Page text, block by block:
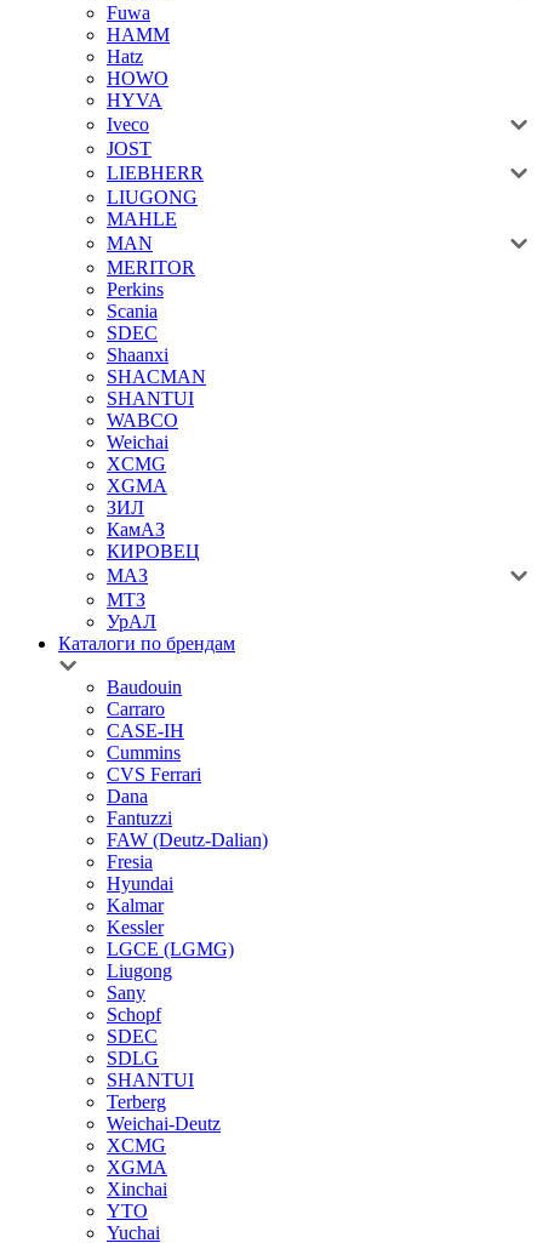
Fuwa
HAMM
Hatz
HOWO
HYVA
Iveco
JOST
LIEBHERR
LIUGONG
MAHLE
MAN
MERITOR
Perkins
Scania
SDEC
Shaanxi
SHACMAN
SHANTUI
WABCO
Weichai
XCMG
XGMA
ЗИЛ
КамАЗ
КИРОВЕЦ
МАЗ
МТЗ
УрАЛ
Каталоги по брендам
Baudouin
Carraro
CASE-IH
Cummins
CVS Ferrari
Dana
Fantuzzi
FAW (Deutz-Dalian)
Fresia
Hyundai
Kalmar
Kessler
LGCE (LGMG)
Liugong
Sany
Schopf
SDEC
SDLG
SHANTUI
Terberg
Weichai-Deutz
XCMG
XGMA
Xinchai
YTO
Yuchai